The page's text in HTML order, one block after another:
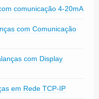
comunicação 4-20mA
com Comunicação
com Display
em Rede TCP-IP